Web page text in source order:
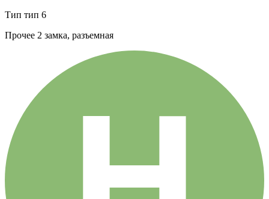
Тип тип 6
Прочее 2 замка, разъемная